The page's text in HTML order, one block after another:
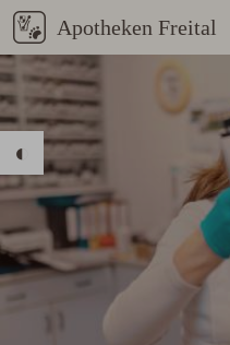
Stärkeren Kontrast aktivieren